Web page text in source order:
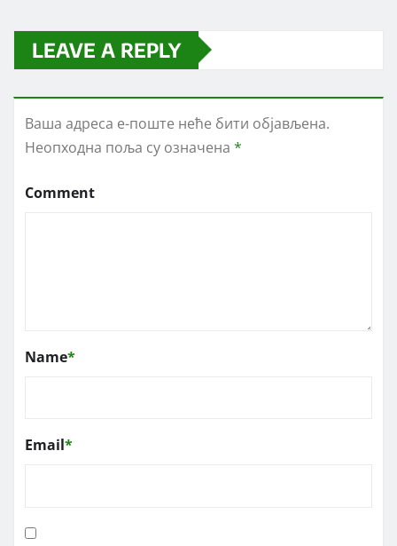
LEAVE A REPLY
Ваша адреса е-поште неће бити објављена.
Неопходна поља су означена *
Comment
Name*
Email*